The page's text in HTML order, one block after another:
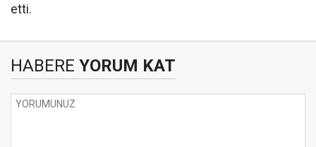
etti.
HABERE YORUM KAT